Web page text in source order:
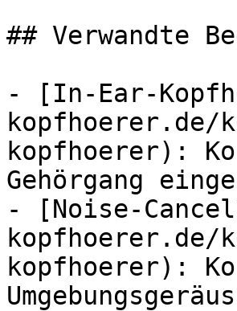
## Verwandte
- [In-Ear-
kopfhoerer):
Gehörgang
- [Noise-
kopfhoerer):